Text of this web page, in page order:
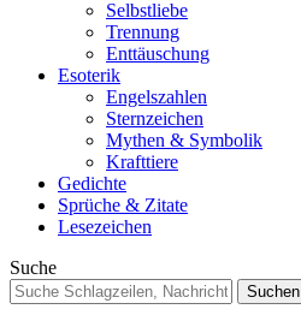
Selbstliebe
Trennung
Enttäuschung
Esoterik
Engelszahlen
Sternzeichen
Mythen & Symbolik
Krafttiere
Gedichte
Sprüche & Zitate
Lesezeichen
Suche